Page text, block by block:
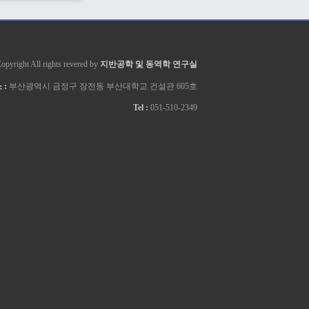
All rights revered by 지반공학 및 동역학 연구실
: 부산광역시 금정구 장전동 부산대학교 건설관 605호
Tel : 051-510-2349